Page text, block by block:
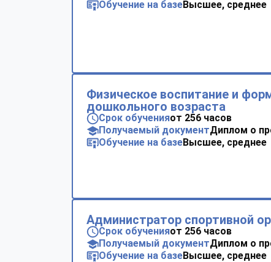
Обучение на базеВысшее, среднее
Физическое воспитание и
дошкольного возраста
Срок обученияот 256 часов
Получаемый документДиплом о
Обучение на базеВысшее, среднее
Администратор спортивной
Срок обученияот 256 часов
Получаемый документДиплом о
Обучение на базеВысшее, среднее